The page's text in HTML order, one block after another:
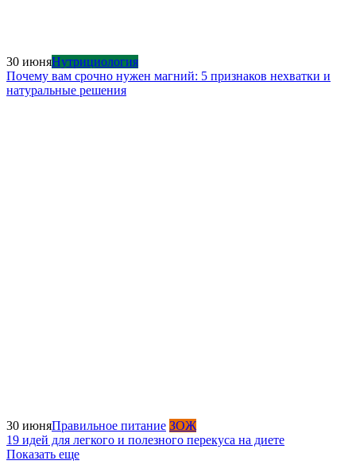
30 июняНутрициология
Почему вам срочно нужен магний: 5 признаков нехватки и
натуральные решения
30 июняПравильное питание ЗОЖ
19 идей для легкого и полезного перекуса на диете
Показать еще